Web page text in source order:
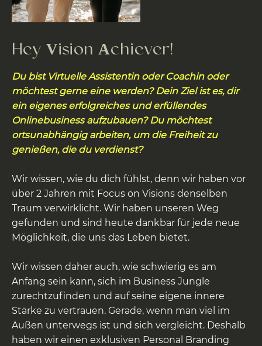
Hey Vision Achiever!
Du bist Virtuelle Assistentin oder Coachin oder
möchtest gerne eine werden? Dein Ziel ist es, dir
ein eigenes erfolgreiches und erfüllendes
Onlinebusiness aufzubauen? Du möchtest
ortsunabhängig arbeiten, um die Freiheit zu
genießen, die du verdienst?
Wir wissen, wie du dich fühlst, denn wir haben vor
über 2 Jahren mit Focus on Visions denselben
Traum verwirklicht. Wir haben unseren Weg
gefunden und sind heute dankbar für jede neue
Möglichkeit, die uns das Leben bietet.
Wir wissen daher auch, wie schwierig es am
Anfang sein kann, sich im Business Jungle
zurechtzufinden und auf seine eigene innere
Stärke zu vertrauen. Gerade, wenn man viel im
Außen unterwegs ist und sich vergleicht. Deshalb
haben wir einen exklusiven Personal Branding